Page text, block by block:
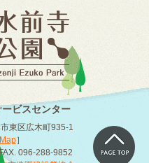
ビスセンター
東区広木町935-1
］
096-288-9852